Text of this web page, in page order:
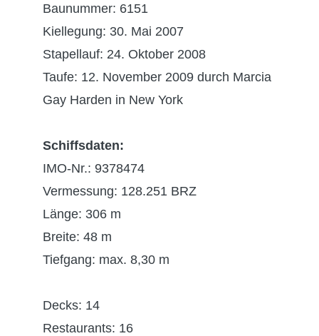
Baunummer: 6151
Kiellegung: 30. Mai 2007
Stapellauf: 24. Oktober 2008
Taufe: 12. November 2009 durch Marcia
Gay Harden in New York
Schiffsdaten:
IMO-Nr.: 9378474
Vermessung: 128.251 BRZ
Länge: 306 m
Breite: 48 m
Tiefgang: max. 8,30 m
Decks: 14
Restaurants: 16